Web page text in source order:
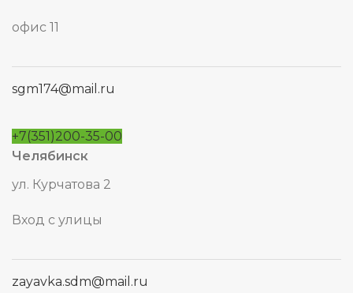
офис 11
sgm174@mail.ru
+7(351)200-35-00
Челябинск
ул. Курчатова 2
Вход с улицы
zayavka.sdm@mail.ru